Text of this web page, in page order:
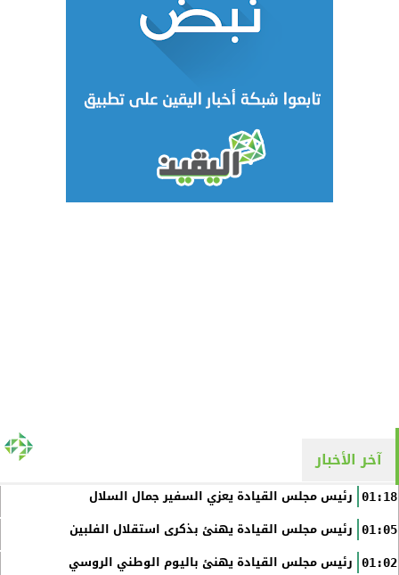
آخر الأخبار
01:18 رئيس مجلس القيادة يعزي السفير جمال السلال
01:05 رئيس مجلس القيادة يهنئ بذكرى استقلال الفلبين
01:02 رئيس مجلس القيادة يهنئ باليوم الوطني الروسي